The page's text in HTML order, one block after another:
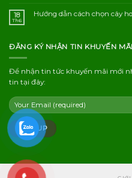
18
Th6
Hướng dẫn cách chọn cây
ĐĂNG KÝ NHẬN TIN KHUYẾN MÃI
Để nhận tin tức khuyến mãi mới
tin tại đây: